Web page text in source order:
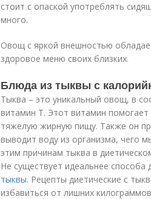
стоит с опаской употреблять
много.
Овощ с яркой внешностью
здоровое меню своих близких.
Блюда из тыквы с
Тыква – это уникальный овощ, в
витамин Т. Этот витамин
тяжелую жирную пищу. Также он
выводит воду из организма, чего
этим причинам тыква в
Не существует идеальнее способа
тыквы. Рецепты диетические с
избавиться от лишних